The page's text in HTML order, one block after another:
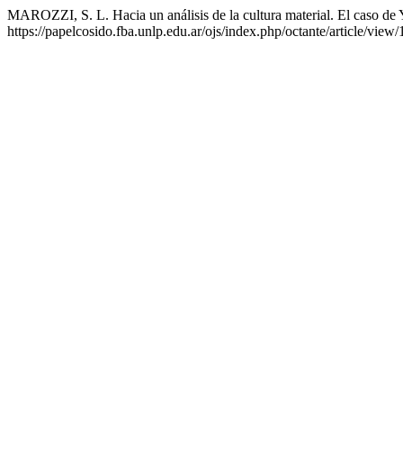
MAROZZI, S. L. Hacia un análisis de la cultura material. El caso
https://papelcosido.fba.unlp.edu.ar/ojs/index.php/octante/article/